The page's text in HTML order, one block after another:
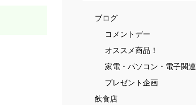
ブログ
コメントデー
オススメ商品！
家電・パソコン・電子関連
プレゼント企画
飲食店